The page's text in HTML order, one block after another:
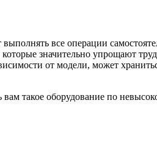
все операции
значительно упрощают
от модели, может
такое оборудование по